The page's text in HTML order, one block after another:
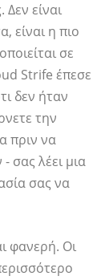
Δεν είναι
είναι η πιο
σε
Strife έπεσε
δεν ήταν
την
πριν να
σας λέει μια
σας να
φανερή. Οι